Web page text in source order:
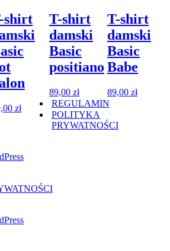
shirt
zł
T-shirt
damski
Basic
positiano
89,00 zł
T-shirt
damski
Basic
Babe
89,00 zł
REGULAMIN
POLITYKA
PRYWATNOŚCI